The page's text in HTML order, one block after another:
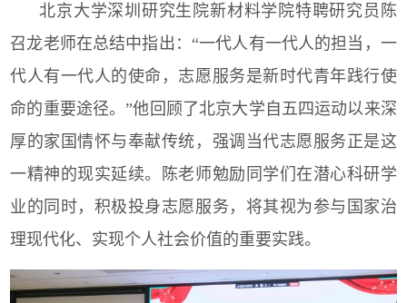
北京大学深圳研究生院新材料学院特聘研究员陈
召龙老师在总结中指出：“一代人有一代人的担当，一
代人有一代人的使命，志愿服务是新时代青年践行使
命的重要途径。”他回顾了北京大学自五四运动以来深
厚的家国情怀与奉献传统，强调当代志愿服务正是这
一精神的现实延续。陈老师勉励同学们在潜心科研学
业的同时，积极投身志愿服务，将其视为参与国家治
理现代化、实现个人社会价值的重要实践。